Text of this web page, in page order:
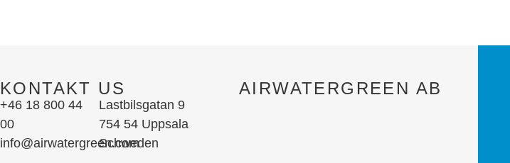
KONTAKT US
+46 18 800 44
00
info@airwatergreen.com
Lastbilsgatan 9
754 54 Uppsala
Schweden
AIRWATERGREEN AB